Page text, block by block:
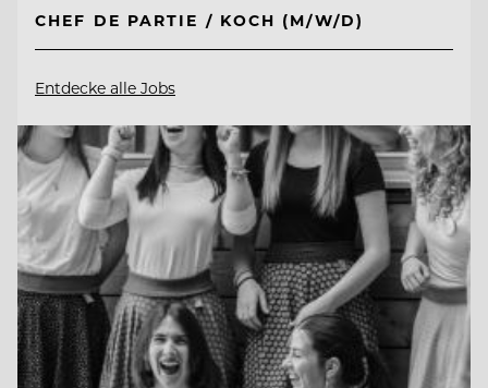
CHEF DE PARTIE / KOCH (M/W/D)
Entdecke alle Jobs